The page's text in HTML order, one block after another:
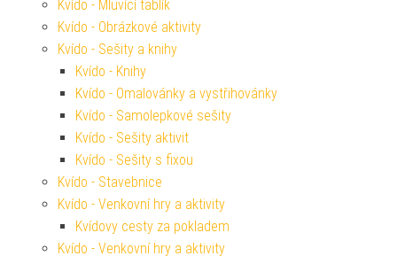
Kvído - Mluvící tablík
Kvído - Obrázkové aktivity
Kvído - Sešity a knihy
Kvído - Knihy
Kvído - Omalovánky a vystřihovánky
Kvído - Samolepkové sešity
Kvído - Sešity aktivit
Kvído - Sešity s fixou
Kvído - Stavebnice
Kvído - Venkovní hry a aktivity
Kvídovy cesty za pokladem
Kvído - Venkovní hry a aktivity